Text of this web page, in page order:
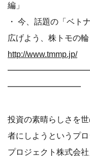
編」
・ 今、話題の「ベト
広げよう、株トモの
http://www.tmmp.jp/
━━━━━━━━━
投資の素晴らしさを
者にしようというプ
プロジェクト株式会